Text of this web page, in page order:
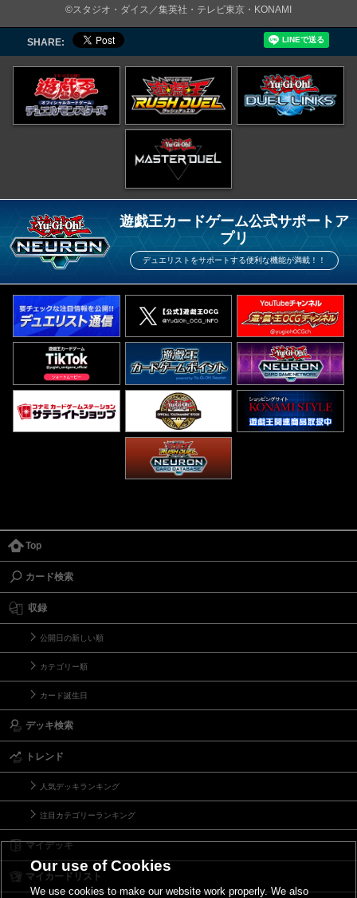
©スタジオ・ダイス／集英社・テレビ東京・KONAMI
SHARE:
遊戯王カードゲーム公式サポートア
プリ
デュエリストをサポートする便利な機能が満載！！
Top
カード検索
収録
公開日の新しい順
カテゴリー順
カード誕生日
デッキ検索
トレンド
人気デッキランキング
注目カテゴリーランキング
マイデッキ
マイカードリスト
Our use of Cookies
We use cookies to make our website work properly. We also